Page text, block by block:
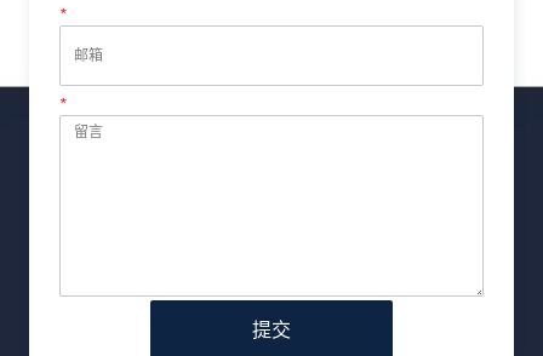
*邮箱
*留言
提交